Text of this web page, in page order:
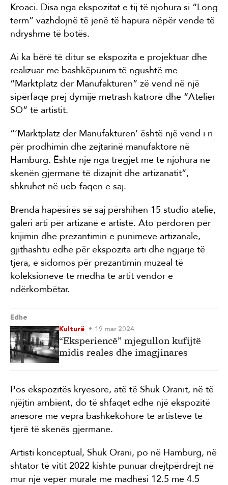
Kroaci. Disa nga ekspozitat e tij të njohura si “Long
term” vazhdojnë të jenë të hapura nëpër vende të
ndryshme të botës.
Ai ka bërë të ditur se ekspozita e projektuar dhe
realizuar me bashkëpunim të ngushtë me
“Marktplatz der Manufakturen” zë vend në një
sipërfaqe prej dymijë metrash katrorë dhe “Atelier
SO” të artistit.
“’Marktplatz der Manufakturen’ është një vend i ri
për prodhimin dhe zejtarinë manufaktore në
Hamburg. Është një nga tregjet më të njohura në
skenën gjermane të dizajnit dhe artizanatit”,
shkruhet në ueb-faqen e saj.
Brenda hapësirës së saj përshihen 15 studio atelie,
galeri arti për artizanë e artistë. Ato përdoren për
krijimin dhe prezantimin e punimeve artizanale,
gjithashtu edhe për ekspozita arti dhe ngjarje të
tjera, e sidomos për prezantimin muzeal të
koleksioneve të mëdha të artit vendor e
ndërkombëtar.
Edhe
Kulturë
19 mar 2024
“Eksperiencë” mjegullon kufijtë
midis reales dhe imagjinares
Pos ekspozitës kryesore, atë të Shuk Oranit, në të
njëjtin ambient, do të shfaqet edhe një ekspozitë
anësore me vepra bashkëkohore të artistëve të
tjerë të skenës gjermane.
Artisti konceptual, Shuk Orani, po në Hamburg, në
shtator të vitit 2022 kishte punuar drejtpërdrejt në
mur një vepër murale me madhësi 12.5 me 4.5